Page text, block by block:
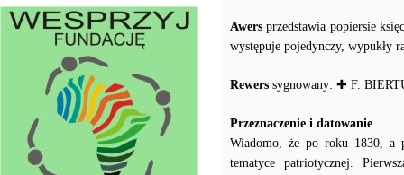
Awers przedstawia popiersie
występuje pojedynczy, wypukły
Rewers sygnowany: ✚ F.
Przeznaczenie i datowanie
Wiadomo, że po roku 1830, a
tematyce patriotycznej.